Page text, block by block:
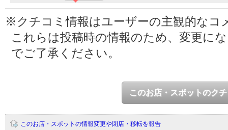
※クチコミ情報はユーザーの主観的なコ
これらは投稿時の情報のため、変更に
でご了承ください。
このお店・スポットのク
このお店・スポットの情報変更や閉店・移転を報告